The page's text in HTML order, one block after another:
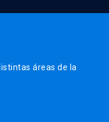
áreas de la